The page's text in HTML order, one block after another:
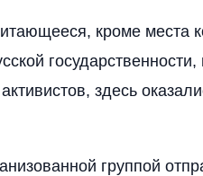
кроме места
государственности,
здесь
группой